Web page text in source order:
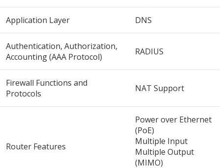
Application Layer DNS
Authentication, Authorization,
Accounting (AAA Protocol)
RADIUS
Firewall Functions and
Protocols
NAT Support
Router Features
Power over Ethernet
(PoE)
Multiple Input
Multiple Output
(MIMO)